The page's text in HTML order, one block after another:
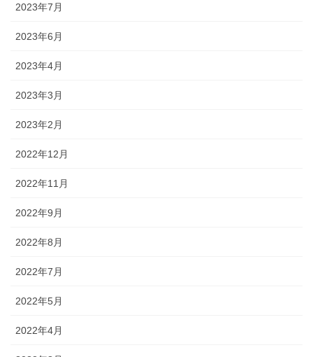
2023年7月
2023年6月
2023年4月
2023年3月
2023年2月
2022年12月
2022年11月
2022年9月
2022年8月
2022年7月
2022年5月
2022年4月